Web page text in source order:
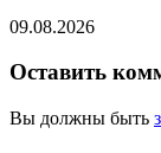
09.08.2026
Оставить
Вы должны быть